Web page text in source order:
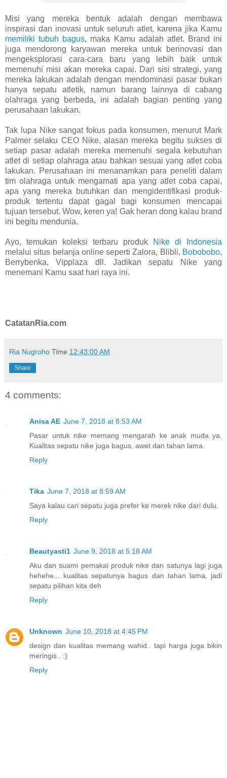
Misi yang mereka bentuk adalah dengan membawa
inspirasi dan inovasi untuk seluruh atlet, karena jika Kamu
memiliki tubuh bagus, maka Kamu adalah atlet. Brand ini
juga mendorong karyawan mereka untuk berinovasi dan
mengeksplorasi cara-cara baru yang lebih baik untuk
memenuhi misi akan mereka capai. Dari sisi strategi, yang
mereka lakukan adalah dengan mendominasi pasar bukan
hanya sepatu atletik, namun barang lainnya di cabang
olahraga yang berbeda, ini adalah bagian penting yang
perusahaan lakukan.
Tak lupa Nike sangat fokus pada konsumen, menurut Mark
Palmer selaku CEO Nike, alasan mereka begitu sukses di
setiap pasar adalah mereka memenuhi segala kebutuhan
atlet di setiap olahraga atau bahkan sesuai yang atlet coba
lakukan. Perusahaan ini menanamkan para peneliti dalam
tim olahraga untuk mengamati apa yang atlet coba capai,
apa yang mereka butuhkan dan mengidentifikasi produk-
produk tertentu dapat gagal bagi konsumen mencapai
tujuan tersebut. Wow, keren ya! Gak heran dong kalau brand
ini begitu mendunia.
Ayo, temukan koleksi terbaru produk
Nike di Indonesia
melalui situs belanja online seperti Zalora, Blibli, Bobobobo,
Berrybenka, Vipplaza dll. Jadikan sepatu Nike yang
menemani Kamu saat hari raya ini.
CatatanRia.com
Ria Nugroho Time 12:43:00 AM
Share
4 comments:
Anisa AE June 7, 2018 at 8:53 AM
Pasar untuk nike memang mengarah ke anak muda ya.
Kualitas sepatu nike juga bagus, awet dan tahan lama.
Reply
Tika June 7, 2018 at 8:59 AM
Saya kalau cari sepatu juga prefer ke merek nike dari dulu.
Reply
Beautyasti1 June 9, 2018 at 5:18 AM
Aku dan suami pemakai produk nike dan satunya lagi juga
hehehe... kualitas sepatunya bagus dan tahan lama, jadi
sepatu pilihan kita deh
Reply
Unknown June 10, 2018 at 4:45 PM
design dan kualitas memang wahid.. tapi harga juga bikin
meringis.. :)
Reply